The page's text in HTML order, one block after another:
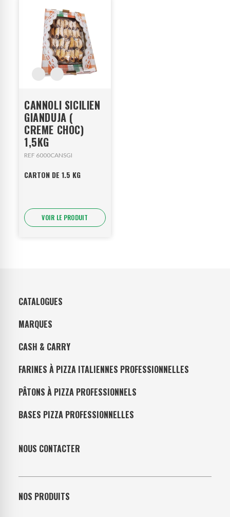
CANNOLI SICILIEN
GIANDUJA (
CREME CHOC)
1,5KG
REF 6000CANSGI
CARTON DE 1.5 KG
VOIR LE PRODUIT
CATALOGUES
MARQUES
CASH & CARRY
FARINES À PIZZA ITALIENNES PROFESSIONNELLES
PÂTONS À PIZZA PROFESSIONNELS
BASES PIZZA PROFESSIONNELLES
NOUS CONTACTER
NOS PRODUITS